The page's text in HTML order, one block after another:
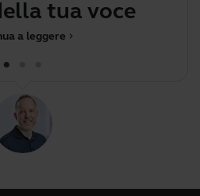
tua voce
chevron_right
a leggere